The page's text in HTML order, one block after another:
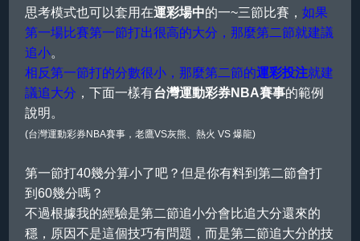
思考模式也可以套用在運彩場中的一~三節比賽，如果
第一場比賽第一節打出很高的大分，那麼第二節就建議
追小。
相反第一節打的分數很小，那麼第二節的運彩投注就建
議追大分 ，下面一樣有台灣運動彩券NBA賽事的範例
說明。
(台灣運動彩券NBA賽事，老鷹VS灰熊、熱火 VS 爆龍)
第一節打40幾分算小了吧？但是你有料到第二節會打
到60幾分嗎？
不過根據我的經驗是第二節追小分會比追大分還來的
穩，原因不是這個技巧有問題，而是第二節追大分的技